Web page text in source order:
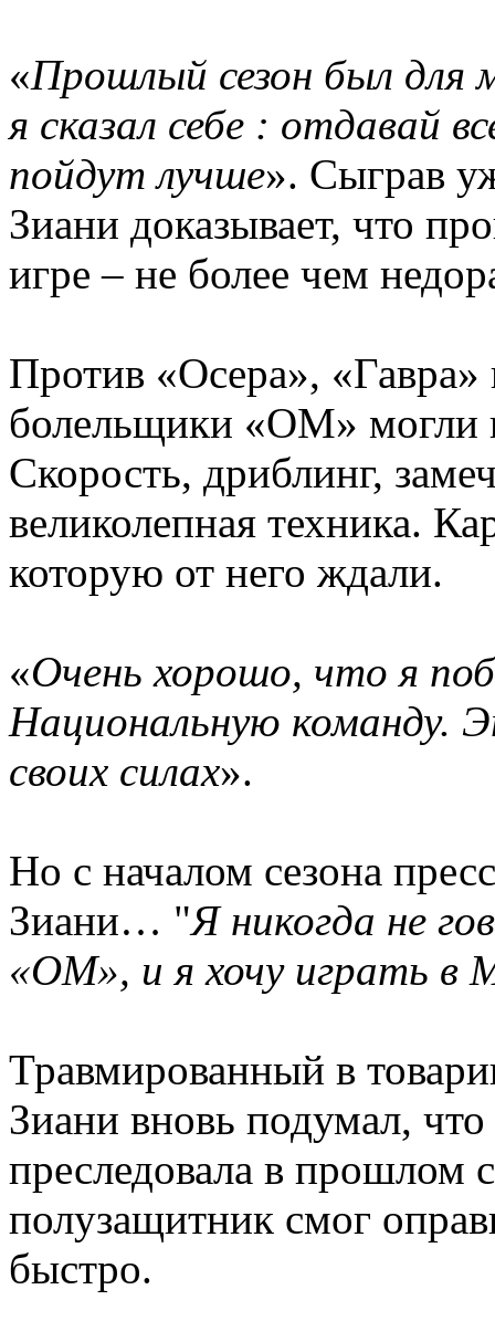
«Прошлый сезон был
я сказал себе : отдавай
пойдут лучше». Сыграв
Зиани доказывает, что
игре – не более чем
Против «Осера»,
болельщики «ОМ» могли
Скорость, дриблинг,
великолепная техника.
которую от него ждали.
«Очень хорошо, что я
Национальную команду.
своих силах».
Но с началом сезона
Зиани… "Я никогда не
«ОМ», и я хочу играть в
Травмированный в
Зиани вновь подумал,
преследовала в прошлом
полузащитник смог
быстро.